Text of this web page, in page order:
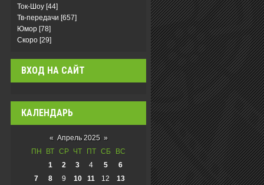
Ток-Шоу [44]
Тв-передачи [657]
Юмор [78]
Скоро [29]
ВХОД НА САЙТ
КАЛЕНДАРЬ
« Апрель 2025 »
ПН
ВТ СР ЧТ ПТ СБ
ВС
1
2 3 4 5
6
7
8 9 10 11 12
13